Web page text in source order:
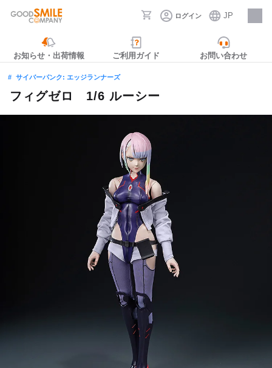
ログイン JP
採用情報
お知らせ・出荷情報 ご利用ガイド お問い合わせ
サイバーパンク: エッジランナーズ
フィグゼロ 1/6 ルーシー